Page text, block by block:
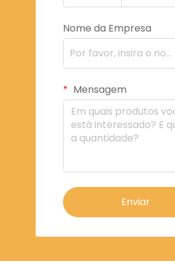
Nome da Empresa
Mensagem
Enviar